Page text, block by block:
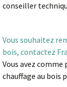
conseiller
Vous souhaitez
bois, contactez
Vous avez
chauffage au bois